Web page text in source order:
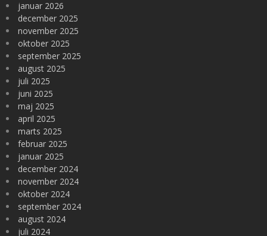
januar 2026
december 2025
november 2025
oktober 2025
september 2025
august 2025
juli 2025
juni 2025
maj 2025
april 2025
marts 2025
februar 2025
januar 2025
december 2024
november 2024
oktober 2024
september 2024
august 2024
juli 2024